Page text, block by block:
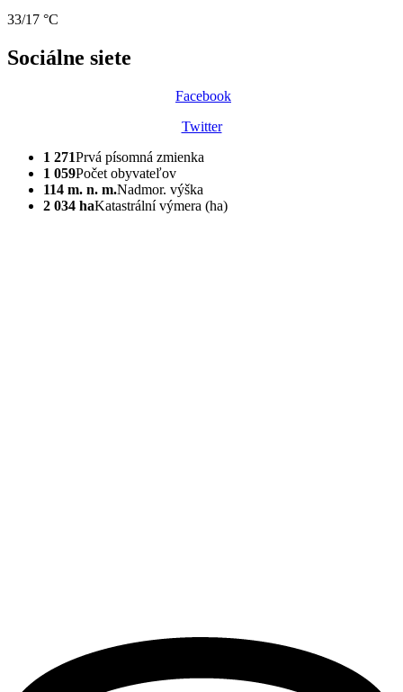
33/17 °C
Sociálne siete
Facebook
Twitter
1 271Prvá písomná zmienka
1 059Počet obyvateľov
114 m. n. m.Nadmor. výška
2 034 haKatastrální výmera (ha)